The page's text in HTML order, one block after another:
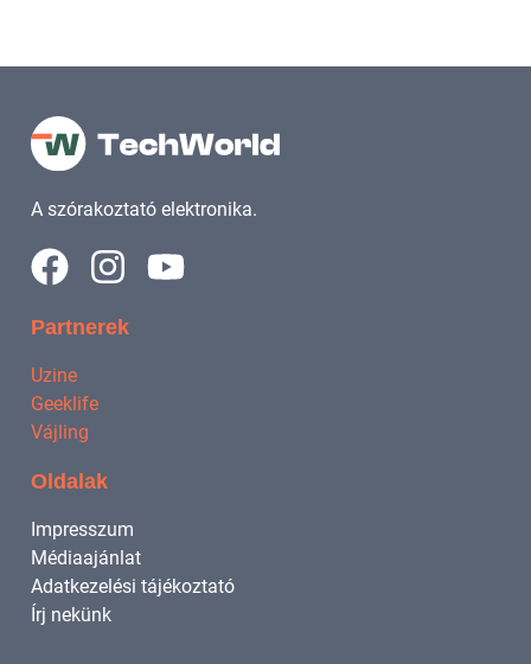
A szórakoztató elektronika.
Partnerek
Uzine
Geeklife
Vájling
Oldalak
Impresszum
Médiaajánlat
Adatkezelési tájékoztató
Írj nekünk